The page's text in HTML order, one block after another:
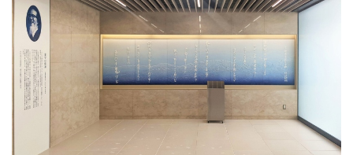
JR新橋駅前の「新橋SL広場」のリニューアルを記念して、明治時代に
港区の海上に築